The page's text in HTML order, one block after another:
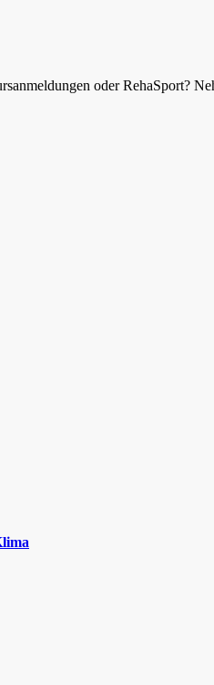
oder RehaSport?